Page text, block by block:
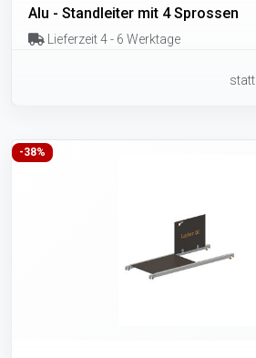
Alu - Standleiter mit 4 Sprossen
Lieferzeit 4 - 6 Werktage
statt
-38%